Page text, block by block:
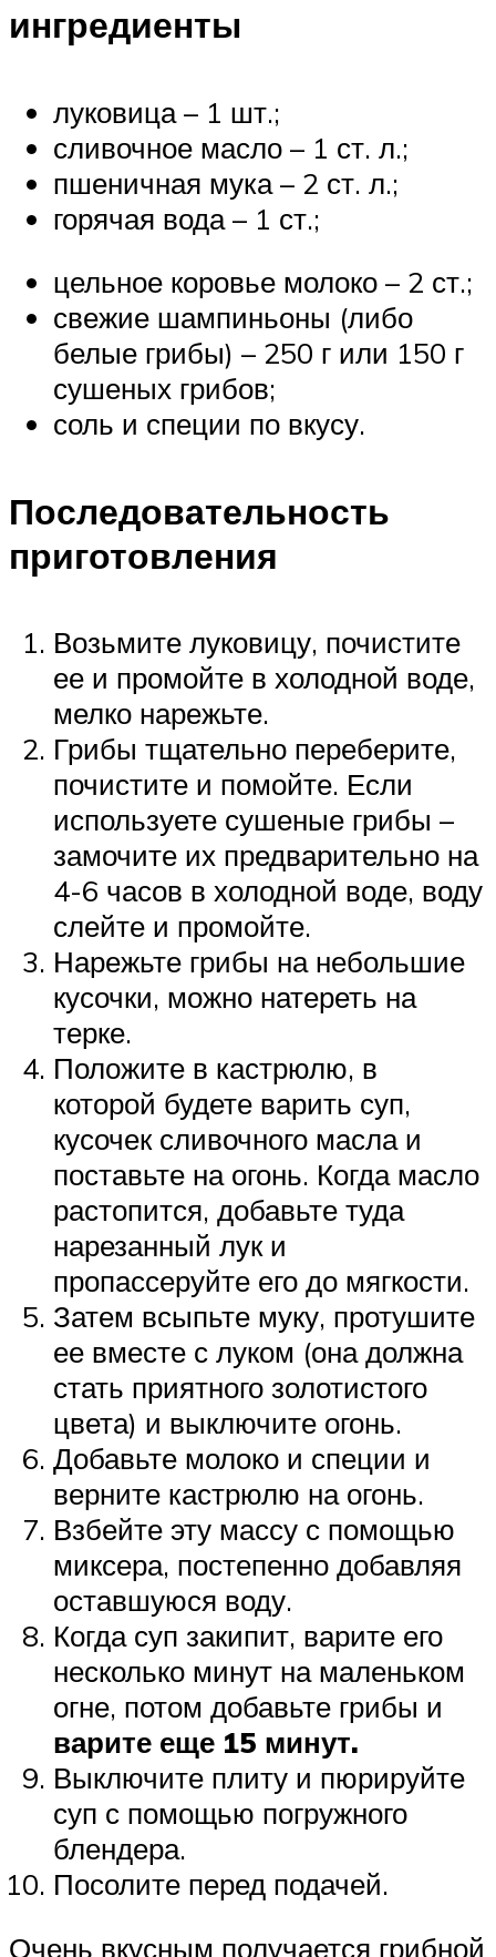
ингредиенты
луковица – 1 шт.;
сливочное масло – 1 ст. л.;
пшеничная мука – 2 ст. л.;
горячая вода – 1 ст.;
цельное коровье молоко – 2 ст.;
свежие шампиньоны (либо
белые грибы) – 250 г или 150 г
сушеных грибов;
соль и специи по вкусу.
Последовательность
приготовления
Возьмите луковицу, почистите
ее и промойте в холодной воде,
мелко нарежьте.
Грибы тщательно переберите,
почистите и помойте. Если
используете сушеные грибы –
замочите их предварительно на
4-6 часов в холодной воде, воду
слейте и промойте.
Нарежьте грибы на небольшие
кусочки, можно натереть на
терке.
Положите в кастрюлю, в
которой будете варить суп,
кусочек сливочного масла и
поставьте на огонь. Когда масло
растопится, добавьте туда
нарезанный лук и
пропассеруйте его до мягкости.
Затем всыпьте муку, протушите
ее вместе с луком (она должна
стать приятного золотистого
цвета) и выключите огонь.
Добавьте молоко и специи и
верните кастрюлю на огонь.
Взбейте эту массу с помощью
миксера, постепенно добавляя
оставшуюся воду.
Когда суп закипит, варите его
несколько минут на маленьком
огне, потом добавьте грибы и
варите еще 15 минут.
Выключите плиту и пюрируйте
суп с помощью погружного
блендера.
Посолите перед подачей.
Очень вкусным получается грибной